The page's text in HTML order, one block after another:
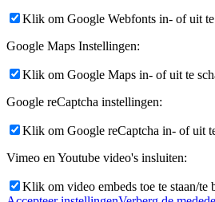
Klik om Google Webfonts in- of uit te
Google Maps Instellingen:
Klik om Google Maps in- of uit te
Google reCaptcha instellingen:
Klik om Google reCaptcha in- of uit
Vimeo en Youtube video's insluiten:
Klik om video embeds toe te staan/te